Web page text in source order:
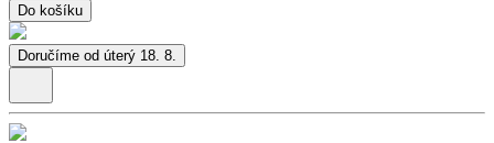
Do košíku
Doručíme od úterý 18. 8.